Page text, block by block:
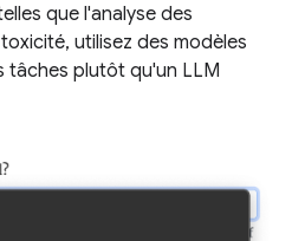
que l'analyse des
utilisez des modèles
tâches plutôt qu'un LLM